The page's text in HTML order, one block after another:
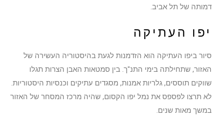
דמותה של תל אביב.
יפו העתיקה
סיור ביפו העתיקה הוא הזדמנות לגעת בהיסטוריה העשירה של
האזור, שתחילתה בימי התנ"ך. בין סמטאות האבן הצרות תגלו
שווקים תוססים, גלריות אמנות, מסגדים עתיקים וכנסיות היסטוריות.
לא תרצו לפספס את נמל יפו הקסום, שהיה מרכז המסחר של האזור
במשך מאות שנים.